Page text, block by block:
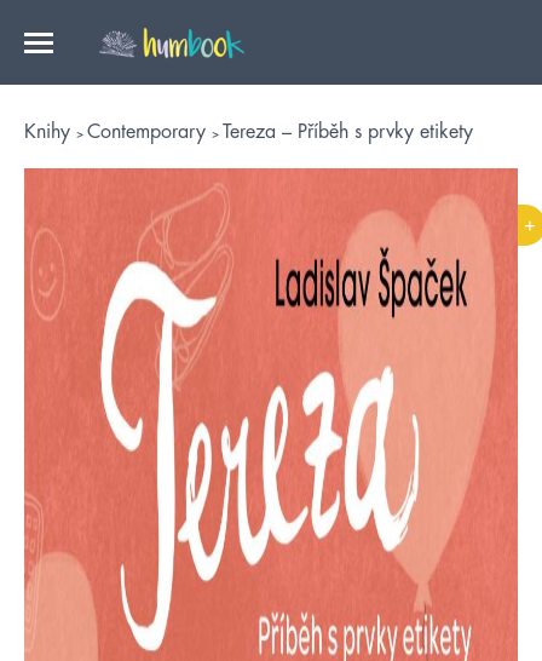
Knihy Contemporary Tereza – Příběh s prvky etikety
+